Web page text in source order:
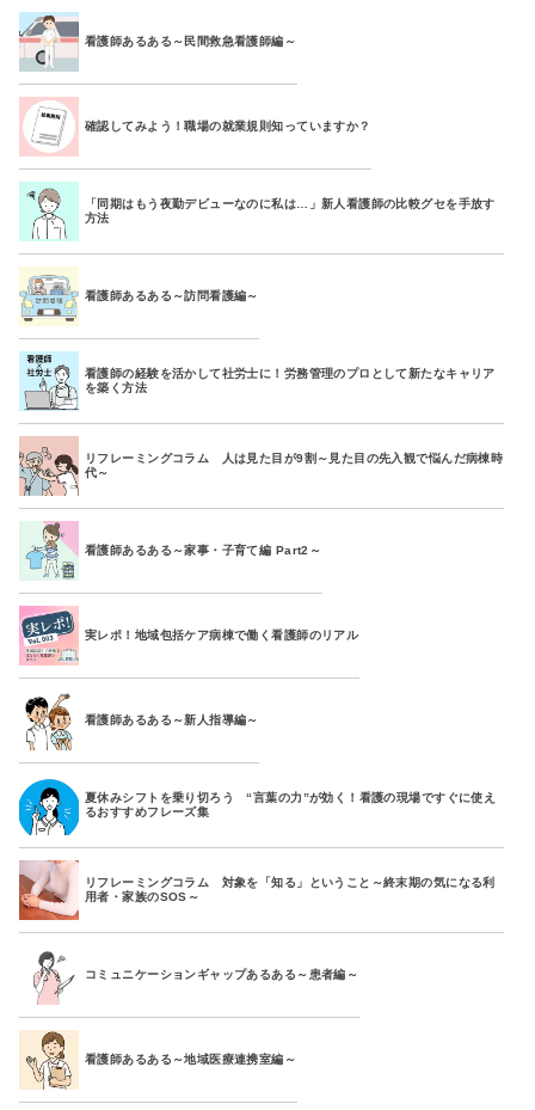
看護師あるある～民間救急看護師編～
確認してみよう！職場の就業規則知っていますか？
「同期はもう夜勤デビューなのに私は…」新人看護師の比較グセを手放す
方法
看護師あるある～訪問看護編～
看護師の経験を活かして社労士に！労務管理のプロとして新たなキャリア
を築く方法
リフレーミングコラム 人は見た目が9割～見た目の先入観で悩んだ病棟時
代～
看護師あるある～家事・子育て編 Part2～
実レポ！地域包括ケア病棟で働く看護師のリアル
看護師あるある～新人指導編～
夏休みシフトを乗り切ろう “言葉の力”が効く！看護の現場ですぐに使え
るおすすめフレーズ集
リフレーミングコラム 対象を「知る」ということ～終末期の気になる利
用者・家族のSOS～
コミュニケーションギャップあるある～患者編～
看護師あるある～地域医療連携室編～